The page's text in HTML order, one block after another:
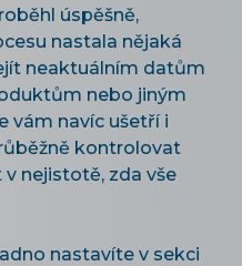
úspěšně,
nastala nějaká
neaktuálním datům
nebo jiným
vám navíc ušetří i
kontrolovat
nejistotě, zda vše
nastavíte v sekci